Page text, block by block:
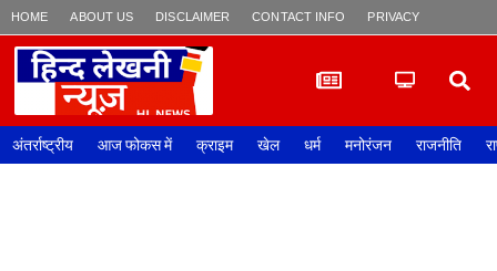
HOME ABOUT US DISCLAIMER CONTACT INFO PRIVACY POLICY
अंतर्राष्ट्रीय आज फोकस में क्राइम खेल धर्म मनोरंजन राजनीति